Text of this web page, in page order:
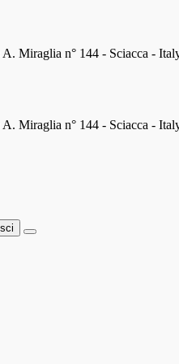
Miraglia n° 144 - Sciacca -
Miraglia n° 144 - Sciacca -